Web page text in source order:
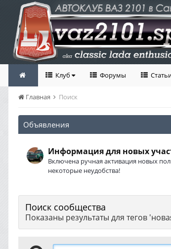
Клуб Форумы
Главная Поиск
Объявления
Информация для новых
Включена ручная активация новых
некоторые неудобства!
Поиск сообщества
Показаны результаты для тегов